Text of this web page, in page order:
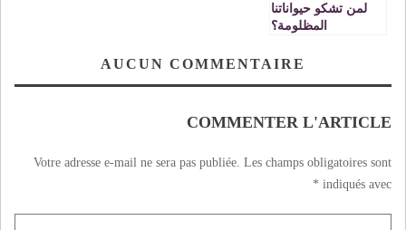
لمن تشكو حيواناتنا
المظلومة؟
AUCUN COMMENTAIRE
COMMENTER L'ARTICLE
Votre adresse e-mail ne sera pas publiée. Les champs obligatoires sont
indiqués avec
*